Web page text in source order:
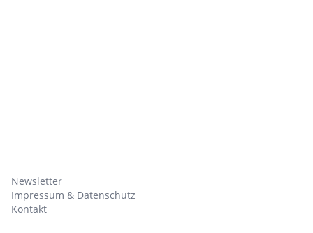
Newsletter
Impressum & Datenschutz
Kontakt